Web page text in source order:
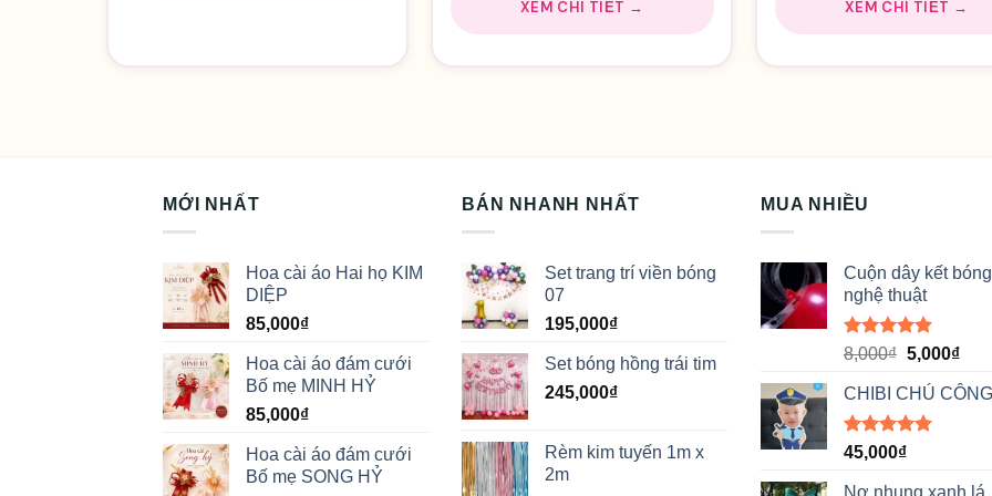
XEM CHI TIẾT → XEM CHI TIẾT →
MỚI NHẤT
Hoa cài áo Hai họ KIM
DIỆP
85,000₫
Hoa cài áo đám cưới
Bố mẹ MINH HỶ
85,000₫
Hoa cài áo đám cưới
Bố mẹ SONG HỶ
BÁN NHANH NHẤT
Set trang trí viền bóng
07
195,000₫
Set bóng hồng trái tim
245,000₫
Rèm kim tuyến 1m x
2m
MUA NHIỀU
Cuộn dây kết bóng
nghệ thuật
Được xếp
5 sao
8,000₫ Giá
là:
8,000₫.
5,000₫Giá
tại
CHIBI CHÚ
Được xếp
5 sao
45,000₫
Nơ nhung xanh lá